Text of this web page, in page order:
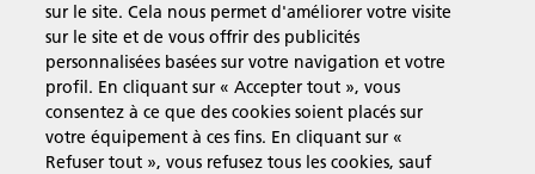
Solutions pour les entreprises
Produits et Services
sur le site. Cela nous permet d'améliorer votre visite
sur le site et de vous offrir des publicités
personnalisées basées sur votre navigation et votre
profil. En cliquant sur « Accepter tout », vous
consentez à ce que des cookies soient placés sur
votre équipement à ces fins. En cliquant sur «
Refuser tout », vous refusez tous les cookies, sauf